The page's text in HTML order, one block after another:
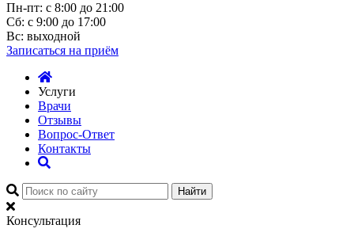
Пн-пт: с 8:00 до 21:00
Сб: с 9:00 до 17:00
Вс: выходной
Записаться на приём
Услуги
Врачи
Отзывы
Вопрос-Ответ
Контакты
Найти
Консультация